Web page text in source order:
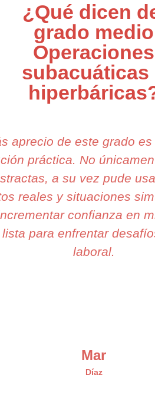
¿Qué dicen
grado medio
Operaciones
subacuáticas
aprecio de este grado
práctica. No
a su vez pude
reales y situaciones
confianza en
para enfrentar
laboral.
Mar
Díaz